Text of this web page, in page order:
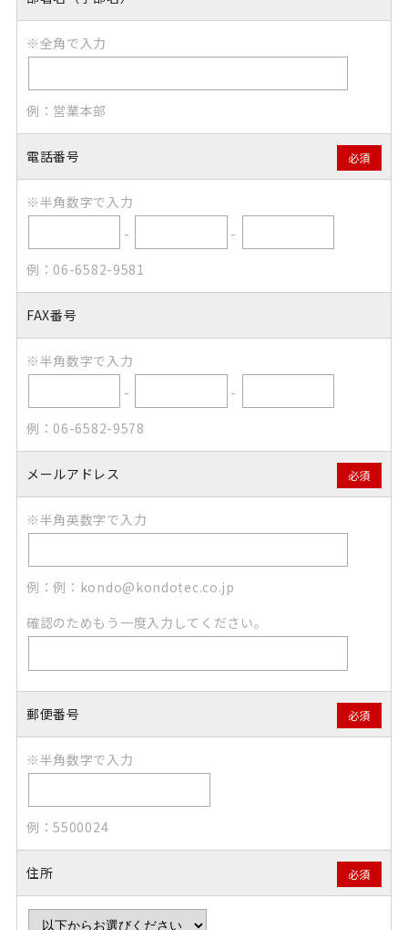
※全角で入力
例：営業本部
電話番号 必須
※半角数字で入力
-
-
例：06-6582-9581
FAX番号
※半角数字で入力
-
-
例：06-6582-9578
メールアドレス 必須
※半角英数字で入力
例：例：kondo@kondotec.co.jp
確認のためもう一度入力してください。
郵便番号 必須
※半角数字で入力
例：5500024
住所 必須